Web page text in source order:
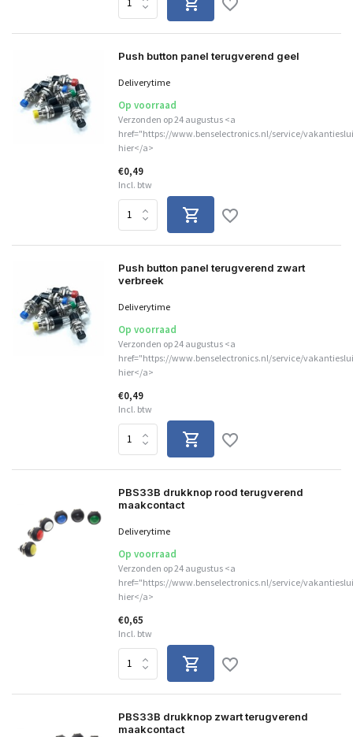
Push button panel terugverend geel
Deliverytime
Op voorraad
Verzonden op 24 augustus <a
href="https://www.benselectronics.nl/service/
hier</a>
€0,49
Incl. btw
Push button panel terugverend zwart
verbreek
Deliverytime
Op voorraad
Verzonden op 24 augustus <a
href="https://www.benselectronics.nl/service/
hier</a>
€0,49
Incl. btw
PBS33B drukknop rood terugverend
maakcontact
Deliverytime
Op voorraad
Verzonden op 24 augustus <a
href="https://www.benselectronics.nl/service/
hier</a>
€0,65
Incl. btw
PBS33B drukknop zwart terugverend
maakcontact